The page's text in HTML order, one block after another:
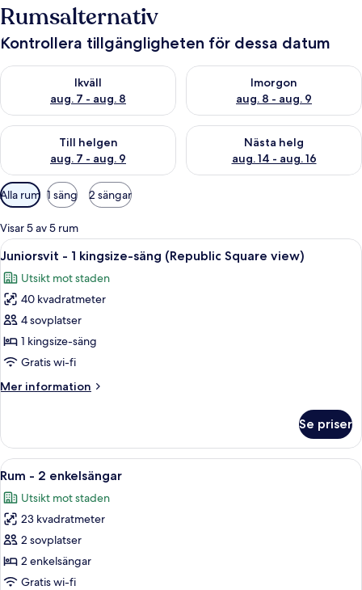
Rumsalternativ
Kontrollera tillgängligheten för dessa datum
Ikväll
aug. 7 - aug. 8
Kontrollera tillgängligheten för ikväll aug. 7 - aug. 8
Imorgon
aug. 8 - aug. 9
Kontrollera tillgängligheten
Till helgen
aug. 7 - aug. 9
Kontrollera tillgängligheten för den här helgen aug. 7 - aug. 9
Nästa helg
aug. 14 - aug. 16
Kontrollera tillgängligheten
Tillgängliga
filter
för
rum
Alla rum 1 säng 2 sängar
Visar 5 av 5 rum
Öppna
alla
foton
för
Juniorsvit
-
1
säng
view)
Ett hotellrum med en säng, ett
8
Juniorsvit - 1 kingsize-säng (Republic Square view)
Utsikt mot staden
40 kvadratmeter
4 sovplatser
1 kingsize-säng
Gratis wi-fi
Mer information
Mer
-
kingsize-
(Republic
Square
Se priser
Öppna
alla
foton
för
Rum
-
2
Ett hotellrum med en dubbelsäng,
8
Rum - 2 enkelsängar
Utsikt mot staden
23 kvadratmeter
2 sovplatser
2 enkelsängar
Gratis wi-fi